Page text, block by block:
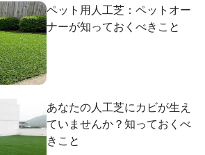
ペット用人工芝：ペットオー
ナーが知っておくべきこと
あなたの人工芝にカビが生え
ていませんか？知っておくべ
きこと